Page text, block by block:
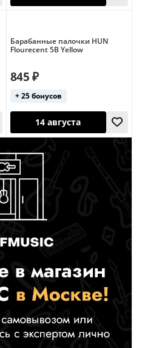
14 августа
Барабанные палочки HUN
Flourecent 5B Yellow
845 ₽
+ 25 бонусов